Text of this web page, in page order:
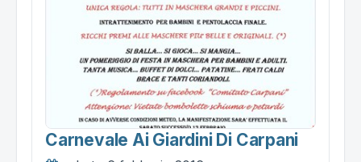
Carnevale Ai Giardini Di Carpani